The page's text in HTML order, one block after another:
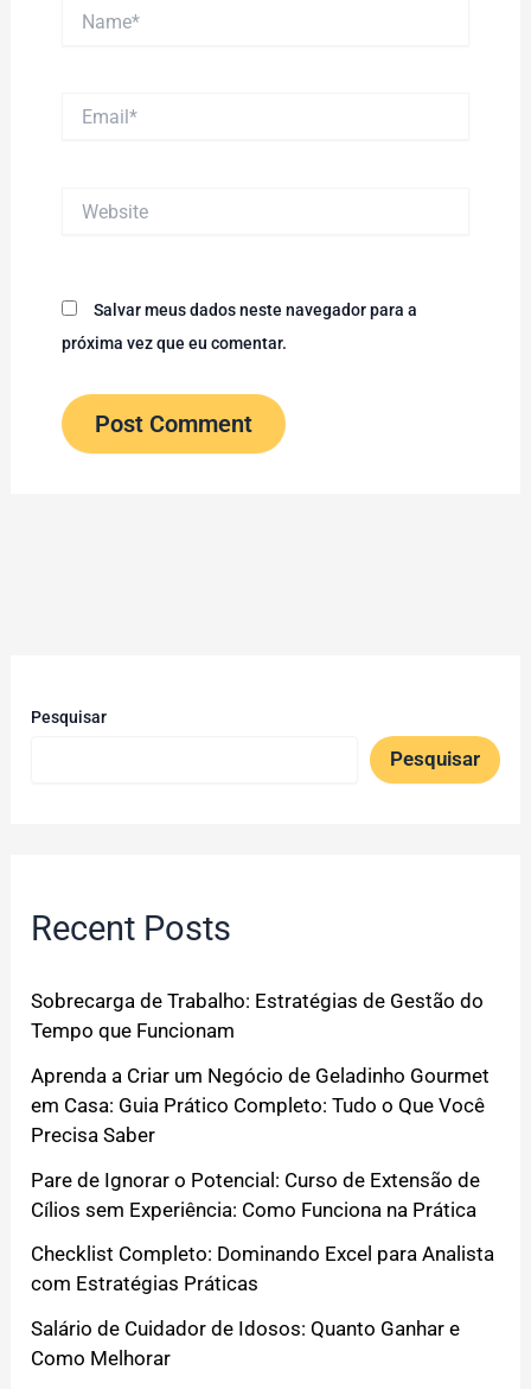
Salvar meus dados neste navegador para a
próxima vez que eu comentar.
Pesquisar
Pesquisar
Recent Posts
Sobrecarga de Trabalho: Estratégias de Gestão do
Tempo que Funcionam
Aprenda a Criar um Negócio de Geladinho Gourmet
em Casa: Guia Prático Completo: Tudo o Que Você
Precisa Saber
Pare de Ignorar o Potencial: Curso de Extensão de
Cílios sem Experiência: Como Funciona na Prática
Checklist Completo: Dominando Excel para Analista
com Estratégias Práticas
Salário de Cuidador de Idosos: Quanto Ganhar e
Como Melhorar